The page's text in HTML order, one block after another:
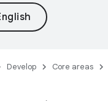
Develop Core areas